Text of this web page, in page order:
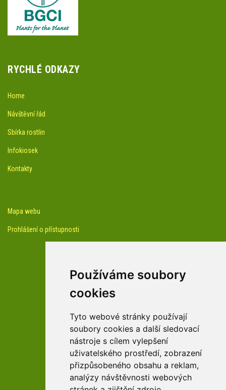
Používáme soubory
cookies
Tyto webové stránky používají
soubory cookies a další sledovací
nástroje s cílem vylepšení
uživatelského prostředí, zobrazení
přizpůsobeného obsahu a reklam,
analýzy návštěvnosti webových
RYCHLÉ ODKAZY
Home
Návštěvní řád
Sbírka rostlin
Infokiosek
Kontakty
Mapa webu
Prohlášení o přístupnosti
Youtube kanál arboreta